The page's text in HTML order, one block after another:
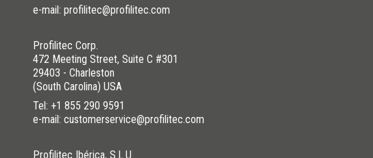
e-mail: profilitec@profilitec.com
Profilitec Corp.
472 Meeting Street, Suite C #301
29403 - Charleston
(South Carolina) USA
Tel: +1 855 290 9591
e-mail: customerservice@profilitec.com
Profilitec Ibérica, S.L.U.